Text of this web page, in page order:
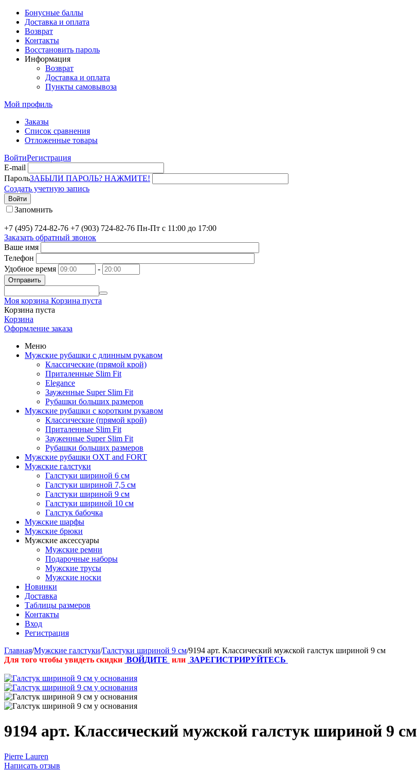
Бонусные баллы
Доставка и оплата
Возврат
Контакты
Восстановить пароль
Информация
Возврат
Доставка и оплата
Пункты самовывоза
Мой профиль
Заказы
Список сравнения
Отложенные товары
ВойтиРегистрация
E-mail
ПарольЗАБЫЛИ ПАРОЛЬ? НАЖМИТЕ!
Создать учетную запись
Войти
Запомнить
+7 (495) 724-82-76 +7 (903) 724-82-76 Пн-Пт с 11:00 до 17:00
Заказать обратный звонок
Ваше имя
Телефон
Удобное время
-
Отправить
Моя корзина Корзина пуста
Корзина пуста
Корзина
Оформление заказа
Меню
Мужские рубашки с длинным рукавом
Классические (прямой крой)
Приталенные Slim Fit
Elegance
Зауженные Super Slim Fit
Рубашки больших размеров
Мужские рубашки с коротким рукавом
Классические (прямой крой)
Приталенные Slim Fit
Зауженные Super Slim Fit
Рубашки больших размеров
Мужские рубашки OXT and FORT
Мужские галстуки
Галстуки шириной 6 см
Галстуки шириной 7,5 см
Галстуки шириной 9 см
Галстуки шириной 10 см
Галстук бабочка
Мужские шарфы
Мужские брюки
Мужские аксессуары
Мужские ремни
Подарочные наборы
Мужские трусы
Мужские носки
Новинки
Доставка
Таблицы размеров
Контакты
Вход
Регистрация
Главная/Мужские галстуки/Галстуки шириной 9 см/9194 арт. Классический мужской галстук шириной 9 см
Для того чтобы увидеть скидки ВОЙДИТЕ или ЗАРЕГИСТРИРУЙТЕСЬ
9194 арт. Классический мужской галстук шириной 9 см
Pierre Lauren
Написать отзыв